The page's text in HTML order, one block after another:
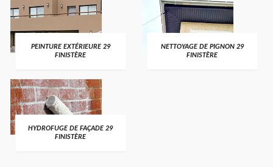
PEINTURE EXTÉRIEURE 29
FINISTÈRE
NETTOYAGE DE PIGNON 29
FINISTÈRE
HYDROFUGE DE FAÇADE 29
FINISTÈRE